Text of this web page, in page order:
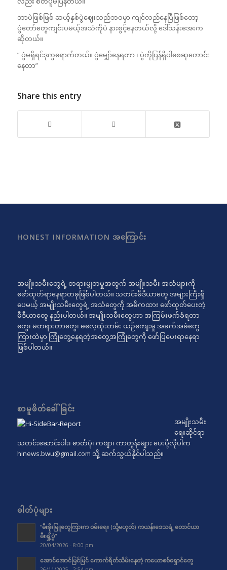
ဘာပဲဖြစ်ဖြစ် ဆယ့်နှစ်ပွဲဈေးသည်ဘဝမှာ ကျင်လည်နေပြီဖြစ်တော့
ပွဲတော်တွေကျင်းပမယ့်အသံကိုပဲ နားစွင့်နေတယ်လို့ ဒေါ်သန်းအေးက
ဆိုတယ်။
” ပွဲမရှိရင်ဒုက္ခရောက်တယ်။ ပွဲမျှော်နေရတာ ၊ ပွဲကိုပြန်ရှိပါစေဆုတောင်း
နေတာ”
Share this entry
HONEST INFORMATION အကြောင်း
အမျိုးသမီးတွေရဲ့ တရားမျှတမှုအတွက် အမျိုးသမီး အသံများကို
ဖော်ထုတ်ရာနေရာတခုဖြစ်ပါတယ်။ သတင်းမီဒီယာတွေ အများကြီးရှိ
ပေမယ့် အမျိုးသမီးတွေရဲ့ အသံတွေကို အဓိကထား ဖော်ထုတ်ပေးတဲ့
မီဒီယာတွေ နည်းပါတယ်။ အမျိုးသမီးတွေဟာ အကြမ်းဖက်ခံရတာ
တွေ၊ မတရားတာတွေ၊ ဓလေ့ထုံးတမ်း ယဉ်ကျေးမှု အခက်အခဲတွေ
ကြားထဲမှာ ကြုံတွေ့နေရတဲ့အတွေ့အကြုံတွေကို ဖော်ပြပေးရာနေရာ
ဖြစ်ပါတယ်။
စာမူဖိတ်ခေါ်ခြင်း
အမျိုးသမီး
ရေးဆိုင်ရာ
သတင်းဆောင်းပါး၊ ဓာတ်ပုံ၊ ကဗျာ၊ ကာတွန်းများ ပေးပို့လိုပါက
hinews.bwu@gmail.com သို့ ဆက်သွယ်နိုင်ပါသည်။
ဓါတ်ပုံများ
“မီးခိုးမြူတွေကြားက ဝမ်းရေး (သို့မဟုတ်) ကယန်းဒေသရဲ့ တောင်ယာ
မီးရှို့ပွဲ”
20/04/2026 - 8:00 pm
အောင်အောင်မြင်မြင် ကောက်ရိတ်သိမ်းနေတဲ့ ကယောစစ်ရှောင်တွေ